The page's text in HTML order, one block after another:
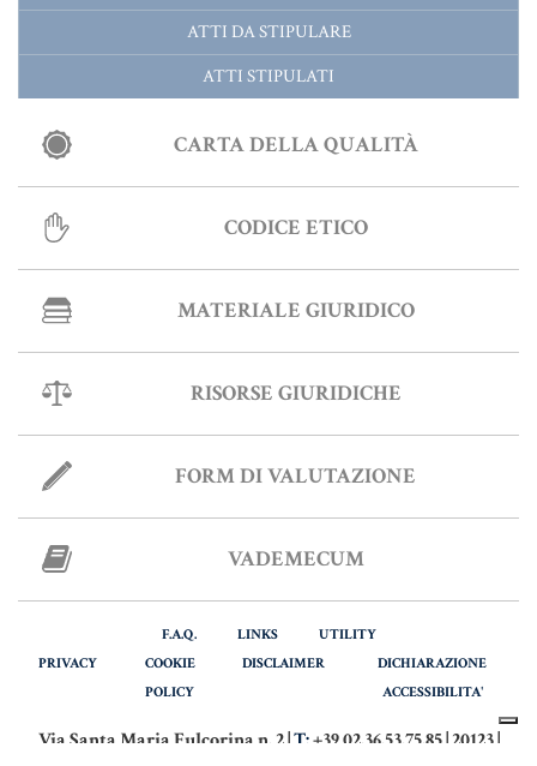
CERTIFICAZIONE ENERGETICA
DETRAZIONI 36-41-50 %
TARSU
Informative Generali
ANTIRICICLAGGIO
AUTOCERTIFICAZIONE
STRANIERI IN ITALIA
VERIFICA FIRMA DIGITALE
VADEMECUM
ATTI DA STIPULARE
ATTI STIPULATI
CARTA DELLA QUALITÀ
CODICE ETICO
MATERIALE GIURIDICO
RISORSE GIURIDICHE
FORM DI VALUTAZIONE
VADEMECUM
F.A.Q. LINKS
UTILITY
PRIVACY
COOKIE
POLICY
DISCLAIMER
DICHIARAZIONE
ACCESSIBILITA'
Via Santa Maria Fulcorina n. 2 |T:+39 02.36.53.75.85 | 20123 |